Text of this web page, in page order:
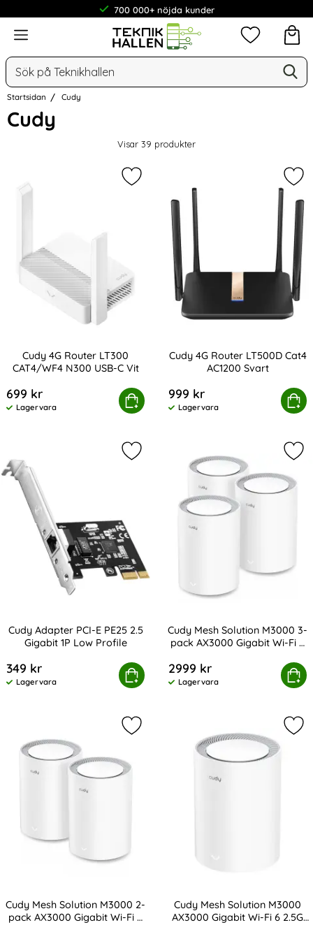
700 000+ nöjda kunder
Meny
Sök
Mina
Startsidan Cudy
Cudy
Visar 39 produkter
Cudy 4G Router LT300
CAT4/WF4 N300 USB-C Vit
699 kr
Tillgänglighet:
Lagervara
Köp
4G Router LT300 CAT4/WF4 N300 USB-C Vit
Markera cudy 4G Router LT300
Cudy 4G Router LT500D Cat4
AC1200 Svart
999 kr
Tillgänglighet:
Lagervara
Köp
Cudy 4G Router LT500D
Cudy Adapter PCI-E PE25 2.5
Gigabit 1P Low Profile
349 kr
Tillgänglighet:
Lagervara
Köp
Adapter PCI-E PE25 2.5 Gigabit 1P Low Profile
Markera cudy Adapter PCI-E PE25
Cudy Mesh Solution M3000 3-
pack AX3000 Gigabit Wi-Fi 6
2999 kr
Tillgänglighet:
Lagervara
Köp
Cudy Mesh Solution M3000 3-pack
Cudy Mesh Solution M3000 2-
pack AX3000 Gigabit Wi-Fi 6
Markera cudy Mesh Solution
Cudy Mesh Solution M3000
AX3000 Gigabit Wi-Fi 6 2.5G